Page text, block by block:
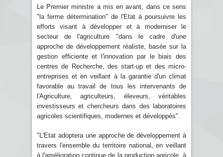
Le Premier ministre a mis en avant, dans ce sens
"la ferme détermination" de l'Etat à poursuivre les
efforts visant à développer et à moderniser le
secteur de l'agriculture "dans le cadre d'une
approche de développement réaliste, basée sur la
gestion efficiente et l'innovation par le biais des
centres de Recherche, des start-up et des micro-
entreprises et en veillant à la garantie d'un climat
favorable au travail de tous les intervenants de
l'Agriculture, agriculteurs, éleveurs, véritables
investisseurs et chercheurs dans des laboratoires
agricoles scientifiques, modernes et développés".
"L'Etat adoptera une approche de développement à
travers l'ensemble du territoire national, en veillant
à l'amélioration continue de la production agricole, à